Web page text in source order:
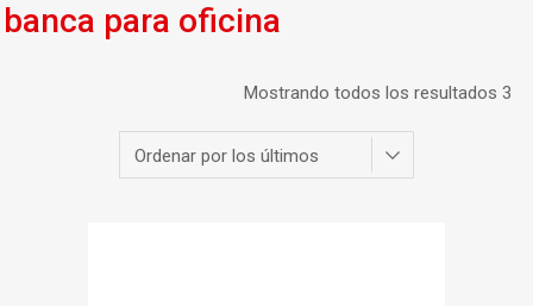
banca para oficina
Mostrando todos los resultados 3